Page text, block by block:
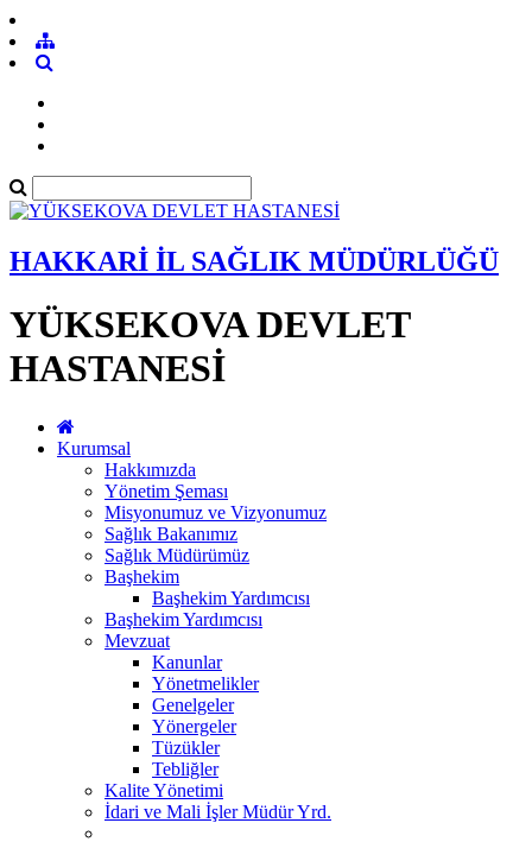
HAKKARİ İL SAĞLIK MÜDÜRLÜĞÜ
YÜKSEKOVA DEVLET
HASTANESİ
Kurumsal
Hakkımızda
Yönetim Şeması
Misyonumuz ve Vizyonumuz
Sağlık Bakanımız
Sağlık Müdürümüz
Başhekim
Başhekim Yardımcısı
Başhekim Yardımcısı
Mevzuat
Kanunlar
Yönetmelikler
Genelgeler
Yönergeler
Tüzükler
Tebliğler
Kalite Yönetimi
İdari ve Mali İşler Müdür Yrd.